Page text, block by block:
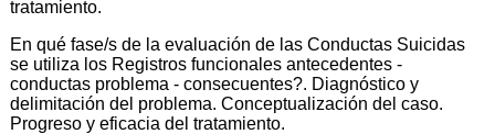
tratamiento.
En qué fase/s de la evaluación de las Conductas Suicidas
se utiliza los Registros funcionales antecedentes -
conductas problema - consecuentes?. Diagnóstico y
delimitación del problema. Conceptualización del caso.
Progreso y eficacia del tratamiento.